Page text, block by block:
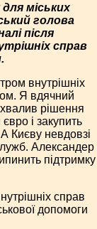
міських
голова
після
справ
внутрішніх
Я вдячний
рішення
і закупить
Києву невдовзі
Александер
підтримку
справ
допомоги